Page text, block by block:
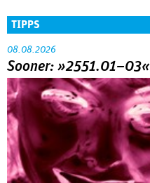
TIPPS
08.08.2026
Sooner: »2551.01–03«